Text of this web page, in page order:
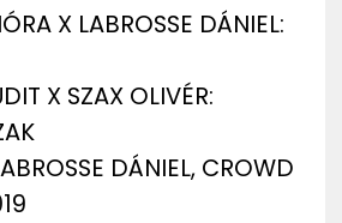
X LABROSSE DÁNIEL:
X SZAX OLIVÉR:
DÁNIEL, CROWD